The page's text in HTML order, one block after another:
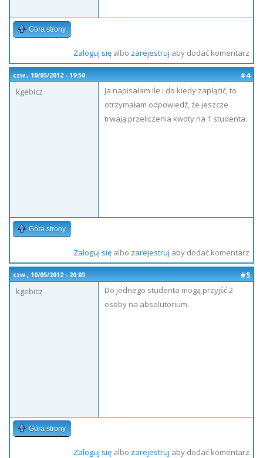
Góra strony
Zaloguj sięalbo zarejestruj aby dodać komentarz
czw., 10/05/2012 - 19:50
#4
kgebicz
Ja napisałam ile i do kiedy zapłącić, to
otrzymałam odpowiedź, że jeszcze
trwają przeliczenia kwoty na 1 studenta.
Góra strony
Zaloguj sięalbo zarejestruj aby dodać komentarz
czw., 10/05/2012 - 20:03
#5
kgebicz
Do jednego studenta mogą przyjść 2
osoby na absolutorium.
Góra strony
Zaloguj sięalbo zarejestruj aby dodać komentarz